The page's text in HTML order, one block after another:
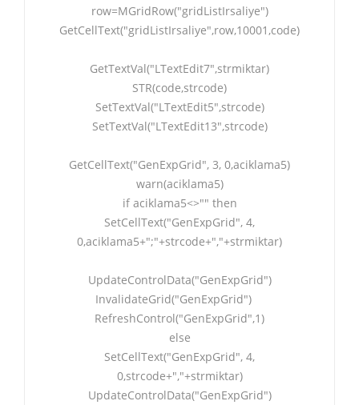
row=MGridRow("gridListIrsaliye")
GetCellText("gridListIrsaliye",row,10001,code)
GetTextVal("LTextEdit7",strmiktar)
STR(code,strcode)
SetTextVal("LTextEdit5",strcode)
SetTextVal("LTextEdit13",strcode)
GetCellText("GenExpGrid", 3, 0,aciklama5)
warn(aciklama5)
if aciklama5<>"" then
SetCellText("GenExpGrid", 4,
0,aciklama5+";"+strcode+","+strmiktar)
UpdateControlData("GenExpGrid")
InvalidateGrid("GenExpGrid")
RefreshControl("GenExpGrid",1)
else
SetCellText("GenExpGrid", 4,
0,strcode+","+strmiktar)
UpdateControlData("GenExpGrid")